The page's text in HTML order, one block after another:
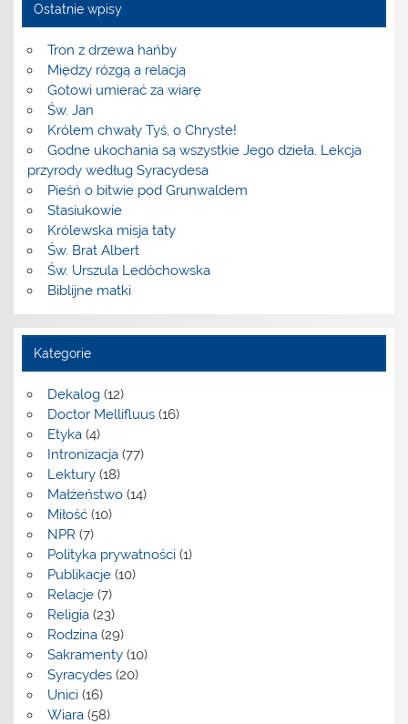
Ostatnie wpisy
Tron z drzewa hańby
Między rózgą a relacją
Gotowi umierać za wiarę
Św. Jan
Królem chwały Tyś, o Chryste!
Godne ukochania są wszystkie Jego dzieła. Lekcja
przyrody według Syracydesa
Pieśń o bitwie pod Grunwaldem
Stasiukowie
Królewska misja taty
Św. Brat Albert
Św. Urszula Ledóchowska
Biblijne matki
Kategorie
Dekalog(12)
Doctor Mellifluus(16)
Etyka(4)
Intronizacja(77)
Lektury(18)
Małżeństwo(14)
Miłość(10)
NPR (7)
Polityka prywatności(1)
Publikacje(10)
Relacje(7)
Religia(23)
Rodzina(29)
Sakramenty(10)
Syracydes(20)
Unici(16)
Wiara(58)